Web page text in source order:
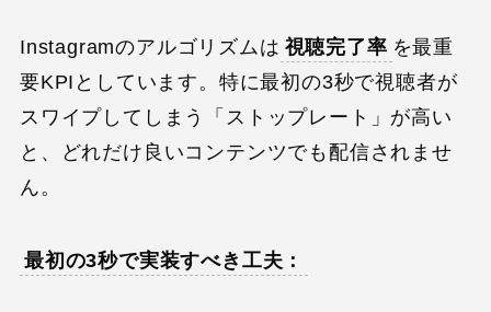
Instagramのアルゴリズムは 視聴完了率 を最重
要KPIとしています。特に最初の3秒で視聴者が
スワイプしてしまう「ストップレート」が高い
と、どれだけ良いコンテンツでも配信されませ
ん。
最初の3秒で実装すべき工夫：